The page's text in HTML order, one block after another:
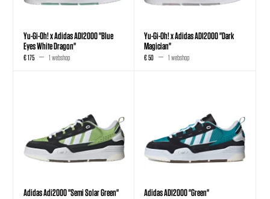
Yu-Gi-Oh! x Adidas ADI2000 "Blue
Eyes White Dragon"
€ 175 1 webshop
Yu-Gi-Oh! x Adidas ADI2000 "Dark
Magician"
€ 50 1 webshop
Adidas Adi2000 "Semi Solar Green" Adidas ADI2000 "Green"